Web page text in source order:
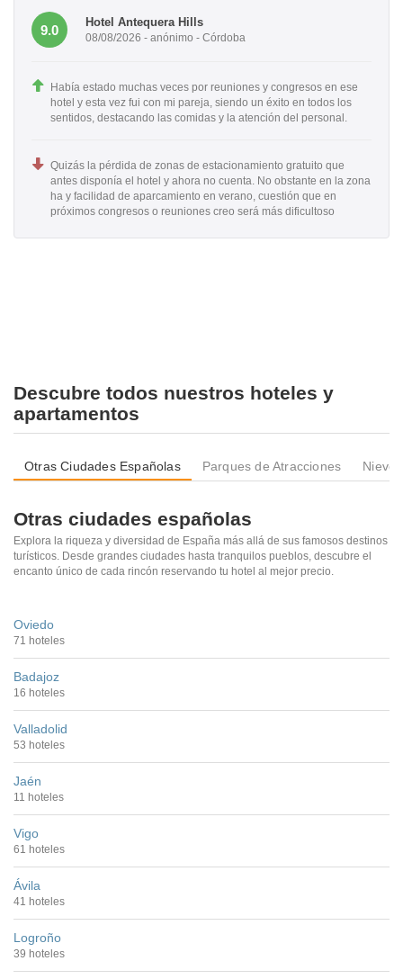
9.0
Hotel Antequera Hills
08/08/2026 - anónimo - Córdoba
Había estado muchas veces por reuniones y congresos en ese
hotel y esta vez fui con mi pareja, siendo un éxito en todos los
sentidos, destacando las comidas y la atención del personal.
Quizás la pérdida de zonas de estacionamiento gratuito que
antes disponía el hotel y ahora no cuenta. No obstante en la zona
ha y facilidad de aparcamiento en verano, cuestión que en
próximos congresos o reuniones creo será más dificultoso
Descubre todos nuestros hoteles y
apartamentos
Otras Ciudades Españolas Parques de Atracciones Nieve
Otras ciudades españolas
Explora la riqueza y diversidad de España más allá de sus famosos destinos
turísticos. Desde grandes ciudades hasta tranquilos pueblos, descubre el
encanto único de cada rincón reservando tu hotel al mejor precio.
Oviedo
71 hoteles
Badajoz
16 hoteles
Valladolid
53 hoteles
Jaén
11 hoteles
Vigo
61 hoteles
Ávila
41 hoteles
Logroño
39 hoteles